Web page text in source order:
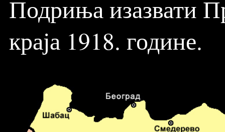
Подриња изазвати
краја 1918. године.